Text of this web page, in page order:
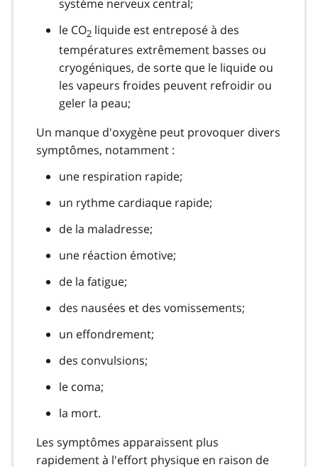
système nerveux central;
le CO2 liquide est entreposé à des
températures extrêmement basses ou
cryogéniques, de sorte que le liquide ou
les vapeurs froides peuvent refroidir ou
geler la peau;
Un manque d'oxygène peut provoquer divers
symptômes, notamment :
une respiration rapide;
un rythme cardiaque rapide;
de la maladresse;
une réaction émotive;
de la fatigue;
des nausées et des vomissements;
un effondrement;
des convulsions;
le coma;
la mort.
Les symptômes apparaissent plus
rapidement à l'effort physique en raison de